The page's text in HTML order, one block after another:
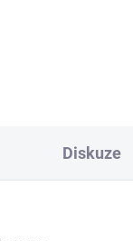
Diskuze